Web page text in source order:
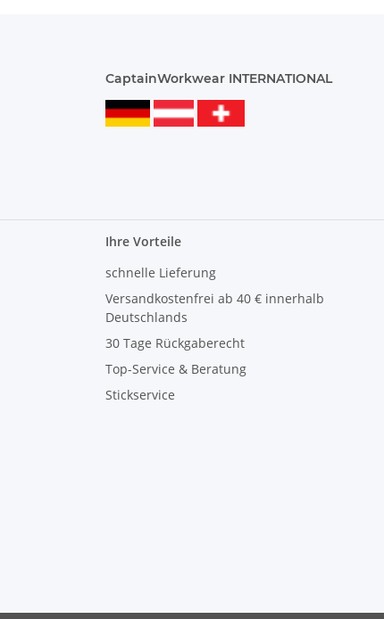
CaptainWorkwear INTERNATIONAL
Ihre Vorteile
schnelle Lieferung
Versandkostenfrei ab 40 € innerhalb
Deutschlands
30 Tage Rückgaberecht
Top-Service & Beratung
Stickservice